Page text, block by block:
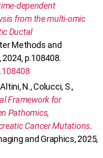
dependent
from the multi-omic
Ductal
Methods and
p.108408.
N., Colucci, S.,
Framework for
Pathomics,
Cancer Mutations.
and Graphics, 2025,